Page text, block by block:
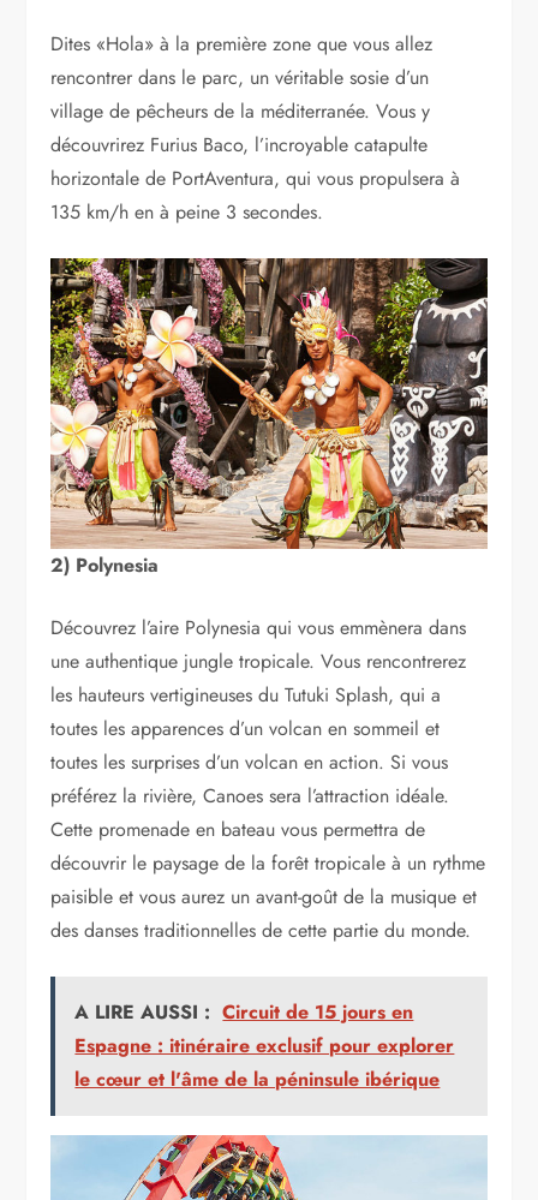
Dites «Hola» à la première zone que vous allez
rencontrer dans le parc, un véritable sosie d’un
village de pêcheurs de la méditerranée. Vous y
découvrirez Furius Baco, l’incroyable catapulte
horizontale de PortAventura, qui vous propulsera à
135 km/h en à peine 3 secondes.
2) Polynesia
Découvrez l’aire Polynesia qui vous emmènera dans
une authentique jungle tropicale. Vous rencontrerez
les hauteurs vertigineuses du Tutuki Splash, qui a
toutes les apparences d’un volcan en sommeil et
toutes les surprises d’un volcan en action. Si vous
préférez la rivière, Canoes sera l’attraction idéale.
Cette promenade en bateau vous permettra de
découvrir le paysage de la forêt tropicale à un rythme
paisible et vous aurez un avant-goût de la musique et
des danses traditionnelles de cette partie du monde.
A LIRE AUSSI : Circuit de 15 jours en
Espagne : itinéraire exclusif pour explorer
le cœur et l'âme de la péninsule ibérique